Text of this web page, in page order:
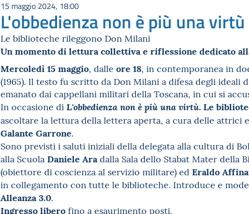
15 maggio 2024, 18:00
L'obbedienza non è più una virtù
Le biblioteche rileggono Don Milani
Un momento di lettura collettiva e riflessione dedicato
Mercoledì 15 maggio, dalle ore 18, in contemporanea in
(1965). Il testo fu scritto da Don Milani a difesa degli
emanato dai cappellani militari della Toscana, in cui si
In occasione di L'obbedienza non è più una virtù. Le
ascoltare la lettura della lettera aperta, a cura delle attrici
Galante Garrone.
Sono previsti i saluti iniziali della delegata alla cultura di
alla Scuola Daniele Aradalla Sala dello Stabat Mater della
(obiettore di coscienza al servizio militare) ed Eraldo
in collegamento con tutte le biblioteche. Introduce e
Alleanza 3.0.
Ingresso libero fino a esaurimento posti.